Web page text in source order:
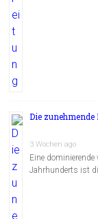
Die
3 Wochen ago
Eine
Jahrhunderts ist